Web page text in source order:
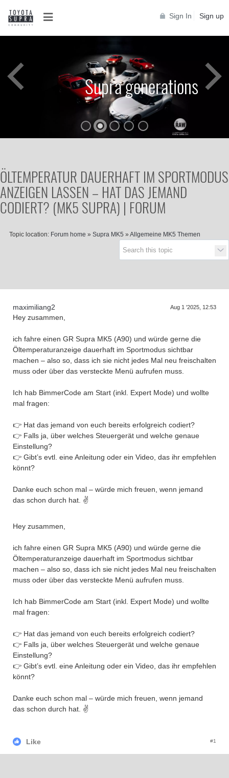
Sign In Sign up
generations
Supra generations
ÖLTEMPERATUR DAUERHAFT IM SPORTMODUS
ANZEIGEN LASSEN – HAT DAS JEMAND
CODIERT? (MK5 SUPRA) | FORUM
Topic location: Forum home » Supra MK5 » Allgemeine MK5 Themen
maximiliang2 Aug 1 '2025, 12:53
Hey zusammen,
ich fahre einen GR Supra MK5 (A90) und würde gerne die
Öltemperaturanzeige dauerhaft im Sportmodus sichtbar
machen – also so, dass ich sie nicht jedes Mal neu freischalten
muss oder über das versteckte Menü aufrufen muss.
Ich hab BimmerCode am Start (inkl. Expert Mode) und wollte
mal fragen:
👉 Hat das jemand von euch bereits erfolgreich codiert?
👉 Falls ja, über welches Steuergerät und welche genaue
Einstellung?
👉 Gibt’s evtl. eine Anleitung oder ein Video, das ihr empfehlen
könnt?
Danke euch schon mal – würde mich freuen, wenn jemand
das schon durch hat. ✌️
Hey zusammen,
ich fahre einen GR Supra MK5 (A90) und würde gerne die
Öltemperaturanzeige dauerhaft im Sportmodus sichtbar
machen – also so, dass ich sie nicht jedes Mal neu freischalten
muss oder über das versteckte Menü aufrufen muss.
Ich hab BimmerCode am Start (inkl. Expert Mode) und wollte
mal fragen:
👉 Hat das jemand von euch bereits erfolgreich codiert?
👉 Falls ja, über welches Steuergerät und welche genaue
Einstellung?
👉 Gibt’s evtl. eine Anleitung oder ein Video, das ihr empfehlen
könnt?
Danke euch schon mal – würde mich freuen, wenn jemand
das schon durch hat. ✌️
Like #1